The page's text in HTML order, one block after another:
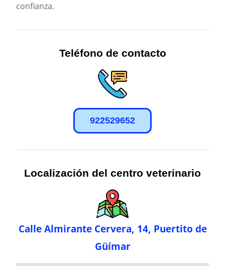
confianza.
Teléfono de contacto
922529652
Localización del centro veterinario
Calle Almirante Cervera, 14, Puertito de
Güímar